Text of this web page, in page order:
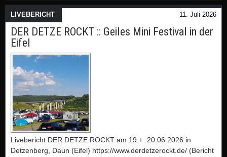
11. Juli 2026
LIVEBERICHT
DER DETZE ROCKT :: Geiles Mini Festival in der
Eifel
Livebericht DER DETZE ROCKT am 19.+ .20.06.2026 in
Detzenberg, Daun (Eifel) https://www.derdetzerockt.de/ (Bericht